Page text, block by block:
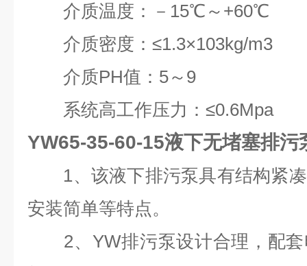
介质温度：－15℃～+60℃
介质密度：≤1.3×103kg/m3
介质PH值：5～9
系统高工作压力：≤0.6Mpa
YW65-35-60-15液下无堵塞排污
1、该液下排污泵具有结构紧凑
安装简单等特点。
2、YW排污泵设计合理，配套